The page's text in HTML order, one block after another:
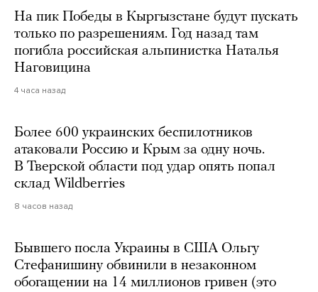
На пик Победы в Кыргызстане будут пускать
только по разрешениям. Год назад там
погибла российская альпинистка Наталья
Наговицина
4 часа назад
Более 600 украинских беспилотников
атаковали Россию и Крым за одну ночь.
В Тверской области под удар опять попал
склад Wildberries
8 часов назад
Бывшего посла Украины в США Ольгу
Стефанишину обвинили в незаконном
обогащении на 14 миллионов гривен (это